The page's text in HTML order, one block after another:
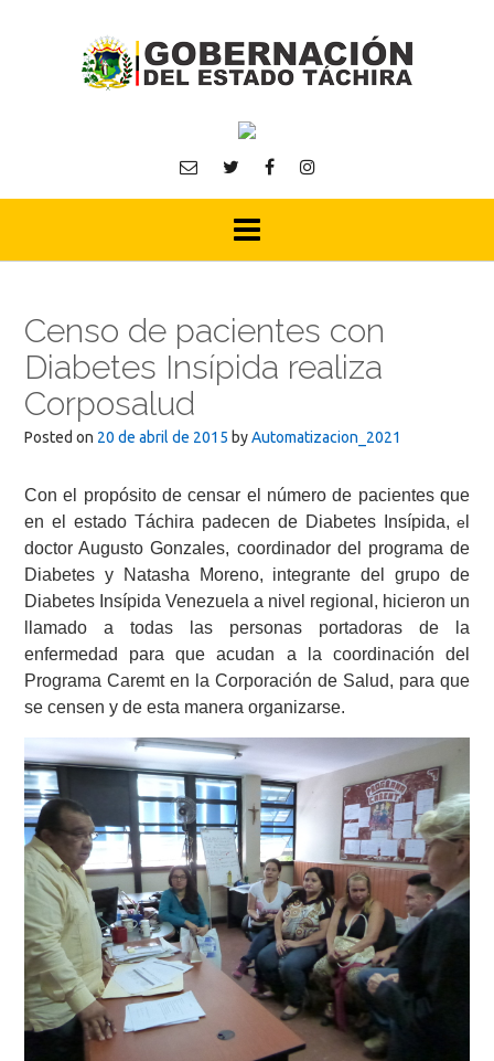
Censo de pacientes con
Diabetes Insípida realiza
Corposalud
Posted on 20 de abril de 2015 byAutomatizacion_2021
Con el propósito de censar el número de pacientes que
en el estado Táchira padecen de Diabetes Insípida, e
doctor Augusto Gonzales, coordinador del programa de
Diabetes y Natasha Moreno, integrante del grupo de
Diabetes Insípida Venezuela a nivel regional, hicieron un
llamado a todas las personas portadoras de la
enfermedad para que acudan a la coordinación del
Programa Caremt en la Corporación de Salud, para que
se censen y de esta manera organizarse.